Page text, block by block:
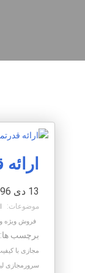
13 دی 1396
موضوعات:
فروش ویژه
برچسب ها:
مجازی با
سرورمجازی